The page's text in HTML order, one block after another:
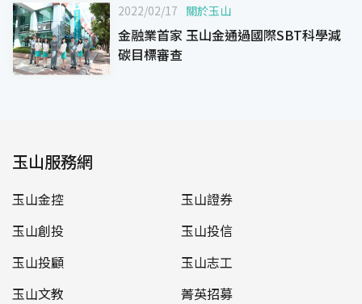
2022/02/17 關於玉山
金融業首家 玉山金通過國際SBT科學減
碳目標審查
玉山服務網
玉山金控
玉山證券
玉山創投
玉山投信
玉山投顧
玉山志工
玉山文教
菁英招募